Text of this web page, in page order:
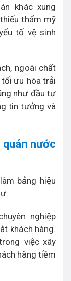
khác xung
thẩm mỹ
tố vệ sinh
ngoài chất
ưu hóa trải
như đầu tư
tin tưởng và
nước
bảng hiệu
nghiệp
khách hàng.
việc xây
hàng tiềm